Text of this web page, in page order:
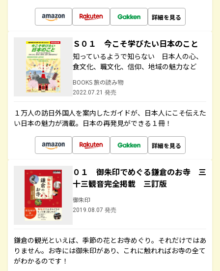
詳細を見る
Ｓ０１ 今こそ学びたい日本のこと
知っているようで知らない 日本人の心、
食文化、職文化、信仰、地域の魅力など
BOOKS 旅の読み物
2022.07.21 発売
１万人の訪日外国人を案内したガイドが、日本人にこそ伝えた
い日本の魅力が満載。日本の再発見ができる１冊！
詳細を見る
０１ 御朱印でめぐる鎌倉のお寺 三
十三観音完全掲載 三訂版
御朱印
2019.08.07 発売
鎌倉の観光といえば、季節の花とお寺めぐり。それだけではあ
りません。お寺には御朱印があり、これに触れればお寺の全て
がわかるのです！